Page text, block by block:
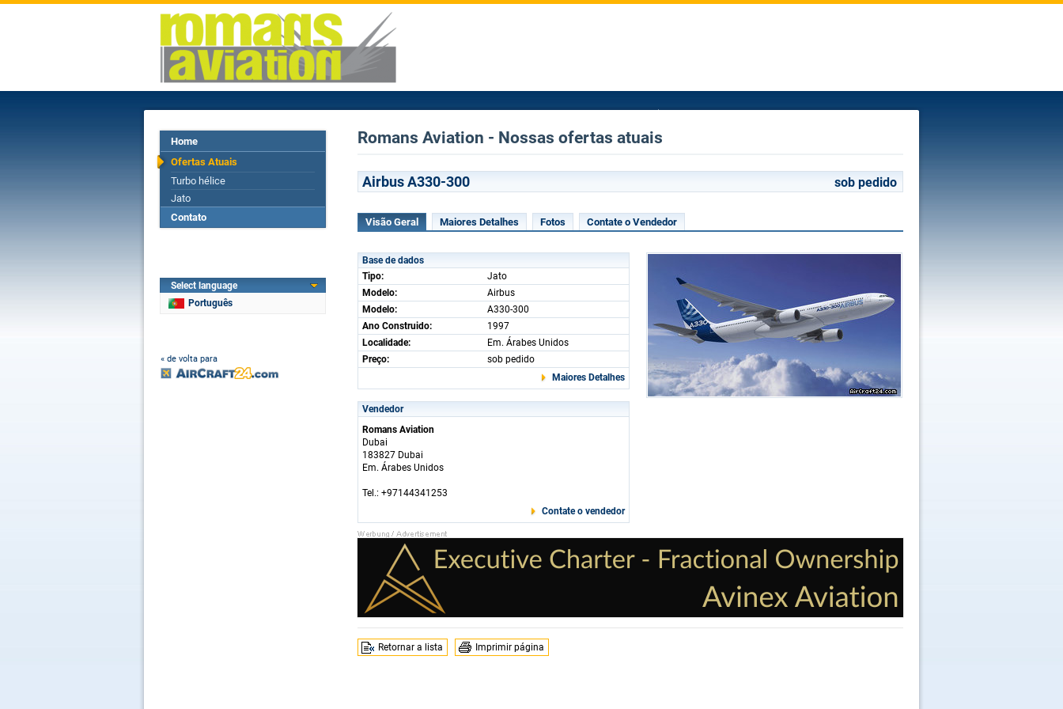
Home
Ofertas Atuais
Turbo hélice
Jato
Contato
Select language
Português
« de volta para
Romans Aviation - Nossas ofertas atuais
Airbus A330-300 sob pedido
Visão Geral Maiores Detalhes Fotos Contate o Vendedor
Base de dados
Tipo:
Jato
Modelo:
Airbus
Modelo:
A330-300
Ano Construido:
1997
Localidade:
Em. Árabes Unidos
Preço:
sob pedido
Maiores Detalhes
Vendedor
Romans Aviation
Dubai
183827 Dubai
Em. Árabes Unidos
Tel.: +97144341253
Contate o vendedor
Retornar a lista Imprimir página